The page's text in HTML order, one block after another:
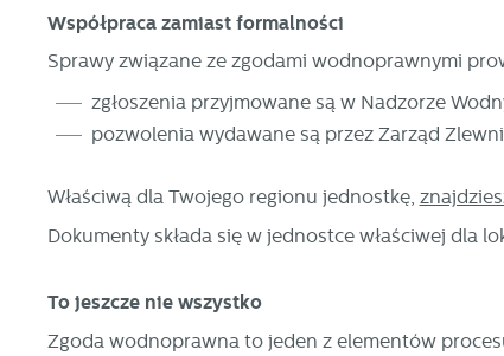
Współpraca zamiast formalności
Sprawy związane ze zgodami wodnoprawnymi
zgłoszenia przyjmowane są w Nadzorze
pozwolenia wydawane są przez Zarząd
Właściwą dla Twojego regionu jednostkę,
Dokumenty składa się w jednostce właściwej dla
To jeszcze nie wszystko
Zgoda wodnoprawna to jeden z elementów